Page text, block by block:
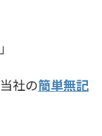
社の簡単無記